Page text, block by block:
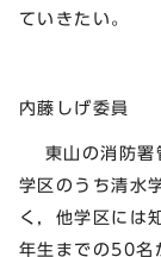
ていきたい。
内藤しげ委員
東山の消防署
学区のうち清水
く，他学区には
年生までの50名